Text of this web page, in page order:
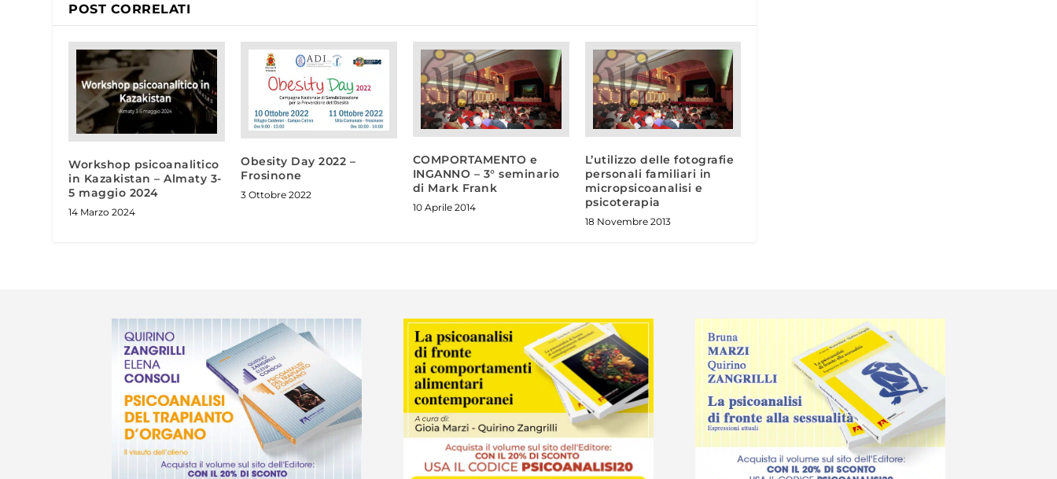
POST CORRELATI
Workshop psicoanalitico
in Kazakistan – Almaty 3-
5 maggio 2024
14 Marzo 2024
Obesity Day 2022 –
Frosinone
3 Ottobre 2022
COMPORTAMENTO e
INGANNO – 3° seminario
di Mark Frank
10 Aprile 2014
L’utilizzo delle fotografie
personali familiari in
micropsicoanalisi e
psicoterapia
18 Novembre 2013